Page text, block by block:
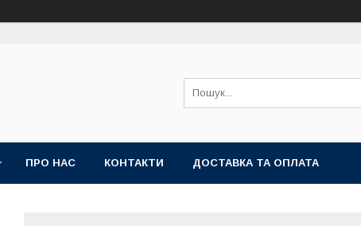
ПРО НАС КОНТАКТИ ДОСТАВКА ТА ОПЛАТА